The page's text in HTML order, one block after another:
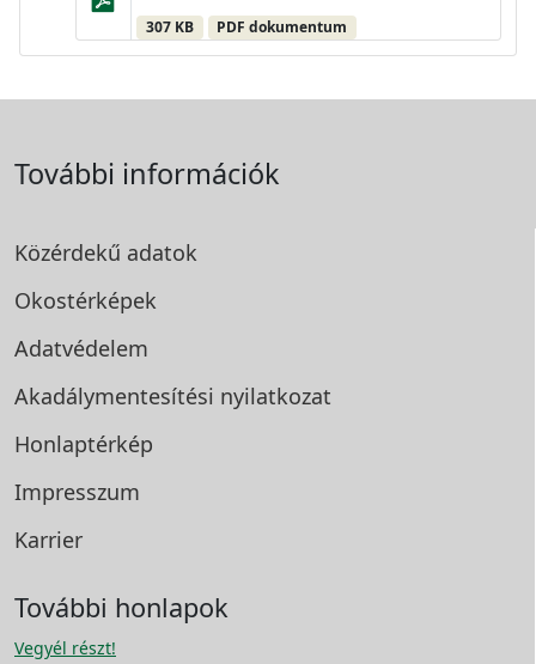
307 KB PDF dokumentum
További információk
Közérdekű adatok
Okostérképek
Adatvédelem
Akadálymentesítési nyilatkozat
Honlaptérkép
Impresszum
Karrier
További honlapok
Vegyél részt!